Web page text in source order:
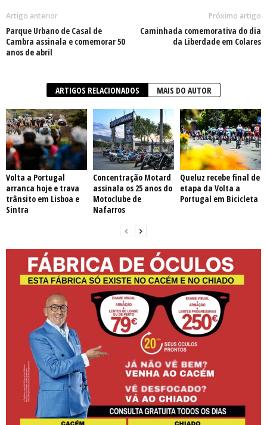
Artigo anterior
Parque Urbano de Casal de
Cambra assinala e comemorar 50
anos de abril
Próximo artigo
Caminhada comemorativa do dia
da Liberdade em Colares
ARTIGOS RELACIONADOS MAIS DO AUTOR
Volta a Portugal
arranca hoje e trava
trânsito em Lisboa e
Sintra
Concentração Motard
assinala os 25 anos do
Motoclube de
Nafarros
Queluz recebe final de
etapa da Volta a
Portugal em Bicicleta